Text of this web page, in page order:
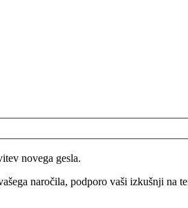
novega gesla.
naročila, podporo vaši izkušnji na